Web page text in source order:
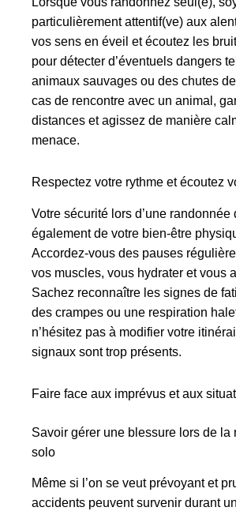
particulièrement attentif(ve) aux
vos sens en éveil et écoutez les
pour détecter d’éventuels dangers
animaux sauvages ou des chutes
cas de rencontre avec un animal,
distances et agissez de manière
menace.
Respectez votre rythme et écoutez
Votre sécurité lors d’une randonnée
également de votre bien-être
Accordez-vous des pauses
vos muscles, vous hydrater et vous
Sachez reconnaître les signes de
des crampes ou une respiration
n’hésitez pas à modifier votre
signaux sont trop présents.
Faire face aux imprévus et aux
Savoir gérer une blessure lors de la
solo
Même si l’on se veut prévoyant et
accidents peuvent survenir durant